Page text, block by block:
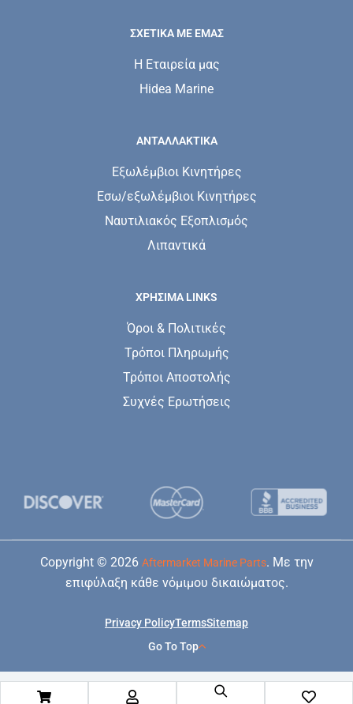
ΣΧΕΤΙΚΆ ΜΕ ΕΜΆΣ
Η Εταιρεία μας
Hidea Marine
ΑΝΤΑΛΛΑΚΤΙΚΑ
Εξωλέμβιοι Κινητήρες
Εσω/εξωλέμβιοι Κινητήρες
Ναυτιλιακός Εξοπλισμός
Λιπαντικά
ΧΡΗΣΙΜΑ LINKS
Όροι & Πολιτικές
Τρόποι Πληρωμής
Τρόποι Αποστολής
Συχνές Ερωτήσεις
Copyright © 2026 Aftermarket Marine Parts. Με την
επιφύλαξη κάθε νόμιμου δικαιώματος.
Go To Top
Privacy PolicyTermsSitemap